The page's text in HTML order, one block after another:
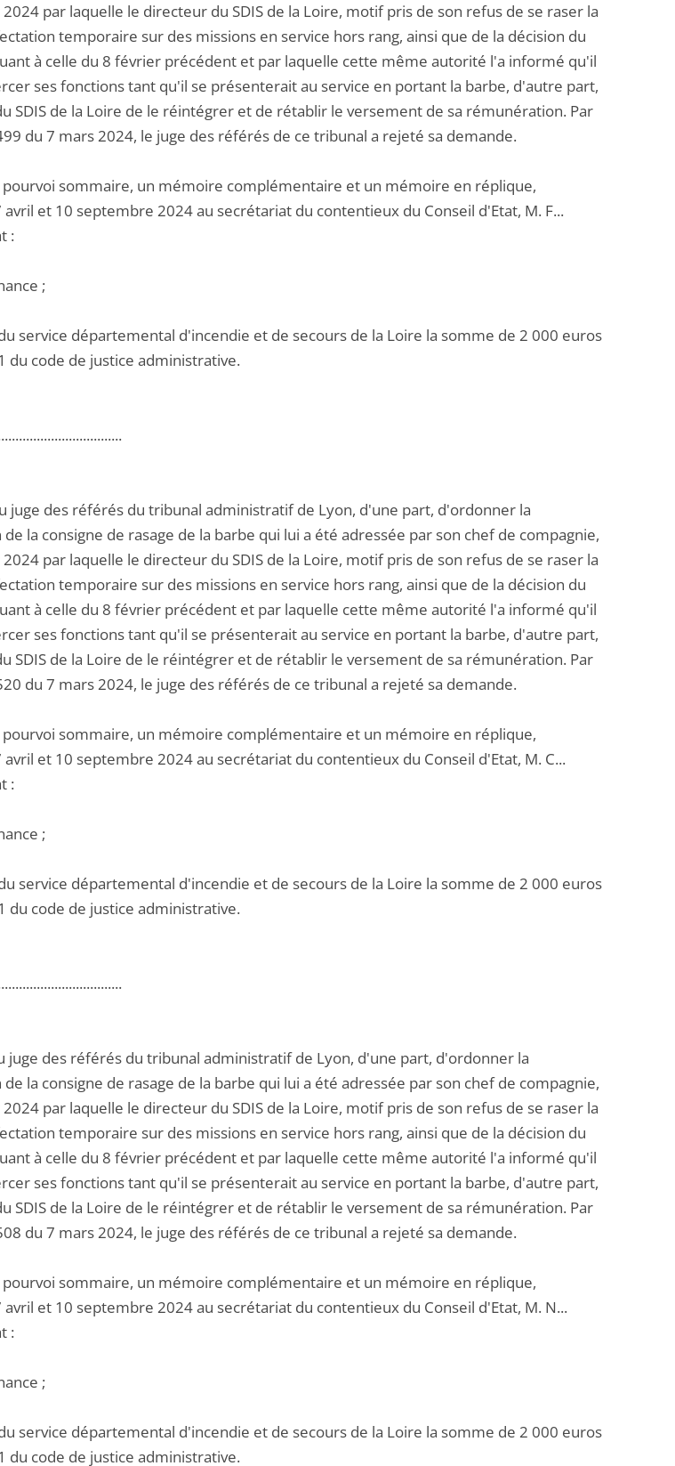
par laquelle le directeur du SDIS de la Loire, motif pris de son refus de se raser la
temporaire sur des missions en service hors rang, ainsi que de la décision du
à celle du 8 février précédent et par laquelle cette même autorité l'a informé qu'il
ses fonctions tant qu'il se présenterait au service en portant la barbe, d'autre part,
SDIS de la Loire de le réintégrer et de rétablir le versement de sa rémunération. Par
du 7 mars 2024, le juge des référés de ce tribunal a rejeté sa demande.
pourvoi sommaire, un mémoire complémentaire et un mémoire en réplique,
et 10 septembre 2024 au secrétariat du contentieux du Conseil d'Etat, M. F...
:
;
service départemental d'incendie et de secours de la Loire la somme de 2 000 euros
du code de justice administrative.
juge des référés du tribunal administratif de Lyon, d'une part, d'ordonner la
la consigne de rasage de la barbe qui lui a été adressée par son chef de compagnie,
par laquelle le directeur du SDIS de la Loire, motif pris de son refus de se raser la
temporaire sur des missions en service hors rang, ainsi que de la décision du
à celle du 8 février précédent et par laquelle cette même autorité l'a informé qu'il
ses fonctions tant qu'il se présenterait au service en portant la barbe, d'autre part,
SDIS de la Loire de le réintégrer et de rétablir le versement de sa rémunération. Par
du 7 mars 2024, le juge des référés de ce tribunal a rejeté sa demande.
pourvoi sommaire, un mémoire complémentaire et un mémoire en réplique,
et 10 septembre 2024 au secrétariat du contentieux du Conseil d'Etat, M. C...
:
;
service départemental d'incendie et de secours de la Loire la somme de 2 000 euros
du code de justice administrative.
juge des référés du tribunal administratif de Lyon, d'une part, d'ordonner la
la consigne de rasage de la barbe qui lui a été adressée par son chef de compagnie,
par laquelle le directeur du SDIS de la Loire, motif pris de son refus de se raser la
temporaire sur des missions en service hors rang, ainsi que de la décision du
à celle du 8 février précédent et par laquelle cette même autorité l'a informé qu'il
ses fonctions tant qu'il se présenterait au service en portant la barbe, d'autre part,
SDIS de la Loire de le réintégrer et de rétablir le versement de sa rémunération. Par
du 7 mars 2024, le juge des référés de ce tribunal a rejeté sa demande.
pourvoi sommaire, un mémoire complémentaire et un mémoire en réplique,
et 10 septembre 2024 au secrétariat du contentieux du Conseil d'Etat, M. N...
:
;
service départemental d'incendie et de secours de la Loire la somme de 2 000 euros
du code de justice administrative.